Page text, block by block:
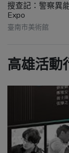
搜查記：警察異
Expo
臺南市美術館
高雄活動